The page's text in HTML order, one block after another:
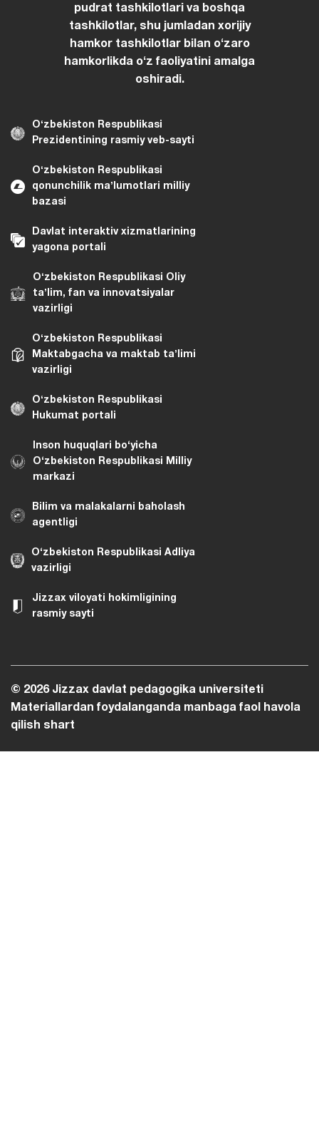
pudrat tashkilotlari va boshqa
tashkilotlar, shu jumladan xorijiy
hamkor tashkilotlar bilan oʻzaro
hamkorlikda oʻz faoliyatini amalga
oshiradi.
Oʻzbekiston Respublikasi
Prezidentining rasmiy veb-sayti
Oʻzbekiston Respublikasi
qonunchilik maʼlumotlari milliy
bazasi
Davlat interaktiv xizmatlarining
yagona portali
Oʻzbekiston Respublikasi Oliy
taʼlim, fan va innovatsiyalar
vazirligi
Oʻzbekiston Respublikasi
Maktabgacha va maktab taʼlimi
vazirligi
Oʻzbekiston Respublikasi
Hukumat portali
Inson huquqlari bo‘yicha
O‘zbekiston Respublikasi Milliy
markazi
Bilim va malakalarni baholash
agentligi
O‘zbekiston Respublikasi Adliya
vazirligi
Jizzax viloyati hokimligining
rasmiy sayti
© 2026 Jizzax davlat pedagogika universiteti
Materiallardan foydalanganda manbaga faol havola
qilish shart